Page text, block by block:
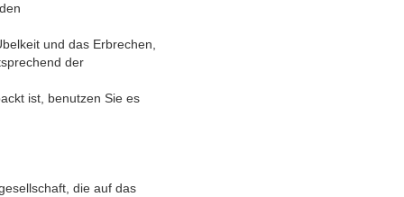
und das Erbrechen,
der
ist, benutzen Sie es
die auf das